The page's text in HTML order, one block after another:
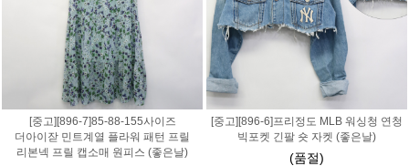
[중고][896-7]85-88-155사이즈
더아이잗 민트계열 플라워 패턴 프릴
리본넥 프릴 캡소매 원피스 (좋은날)
[중고][896-6]프리정도 MLB 워싱청 연청
빅포켓 긴팔 숏 자켓 (좋은날)
(품절)